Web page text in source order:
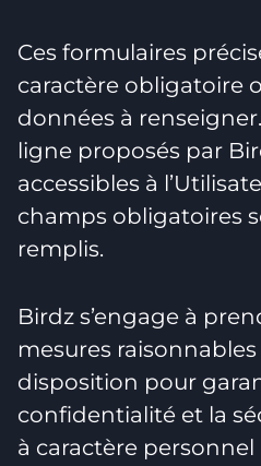
Ces formulaires
caractère obligatoire
données à
ligne proposés par
accessibles à
champs obligatoires
remplis.
Birdz s’engage à
mesures
disposition pour
confidentialité et la
à caractère